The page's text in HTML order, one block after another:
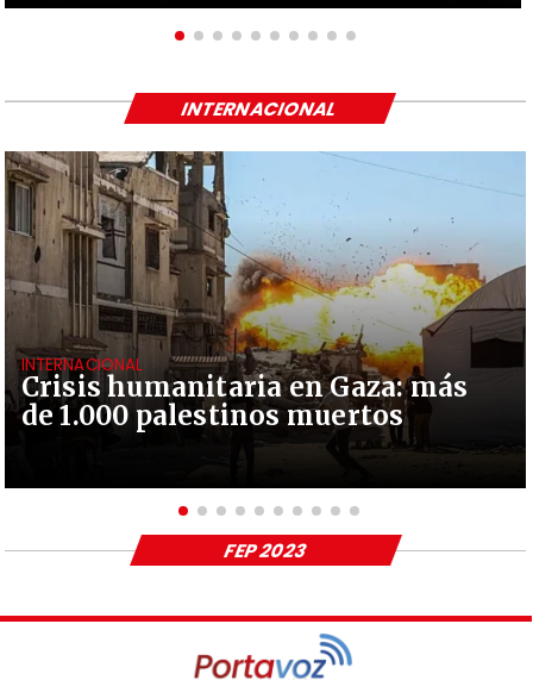
Crisis humanitaria en Gaza: más
de 1.000 palestinos muertos
INTERNACIONAL
INTERNACIONAL
FEP 2023